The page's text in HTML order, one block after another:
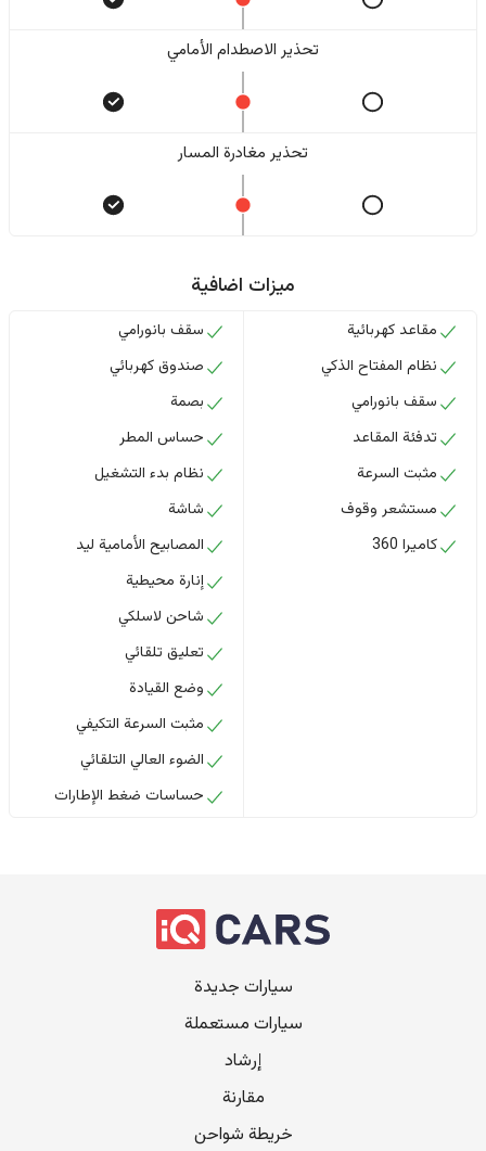
تحذير الاصطدام الأمامي
تحذير مغادرة المسار
ميزات اضافية
مقاعد كهربائية
نظام المفتاح الذكي
سقف بانورامي
تدفئة المقاعد
مثبت السرعة
مستشعر وقوف
كاميرا 360
سقف بانورامي
صندوق كهربائي
بصمة
حساس المطر
نظام بدء التشغيل
شاشة
المصابيح الأمامية ليد
إنارة محيطية
شاحن لاسلكي
تعليق تلقائي
وضع القيادة
مثبت السرعة التكيفي
الضوء العالي التلقائي
حساسات ضغط الإطارات
سيارات جديدة
سيارات مستعملة
إرشاد
مقارنة
خريطة شواحن